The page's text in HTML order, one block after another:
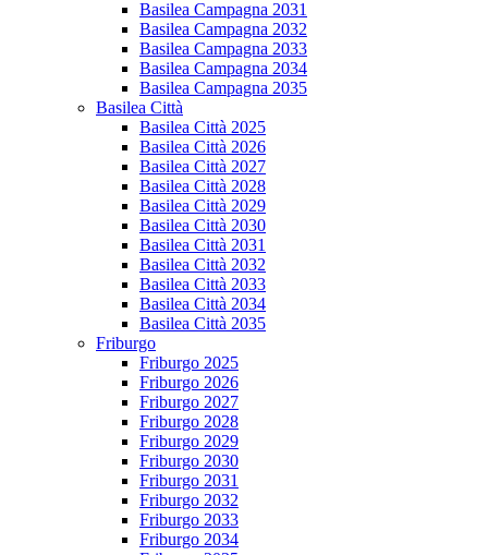
Basilea Campagna 2031
Basilea Campagna 2032
Basilea Campagna 2033
Basilea Campagna 2034
Basilea Campagna 2035
Basilea Città
Basilea Città 2025
Basilea Città 2026
Basilea Città 2027
Basilea Città 2028
Basilea Città 2029
Basilea Città 2030
Basilea Città 2031
Basilea Città 2032
Basilea Città 2033
Basilea Città 2034
Basilea Città 2035
Friburgo
Friburgo 2025
Friburgo 2026
Friburgo 2027
Friburgo 2028
Friburgo 2029
Friburgo 2030
Friburgo 2031
Friburgo 2032
Friburgo 2033
Friburgo 2034